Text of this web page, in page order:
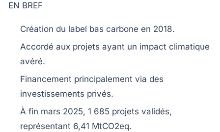
EN BREF
Création du label bas carbone en 2018.
Accordé aux projets ayant un impact climatique
avéré.
Financement principalement via des
investissements privés.
À fin mars 2025, 1 685 projets validés,
représentant 6,41 MtCO2eq.